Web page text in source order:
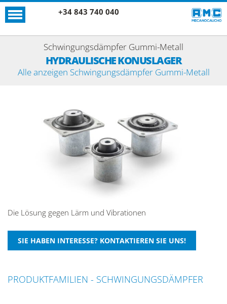
+34 843 740 040
Schwingungsdämpfer Gummi-Metall
HYDRAULISCHE KONUSLAGER
Alle anzeigen Schwingungsdämpfer Gummi-Metall
Die Lösung gegen Lärm und Vibrationen
PRODUKTFAMILIEN - SCHWINGUNGSDÄMPFER